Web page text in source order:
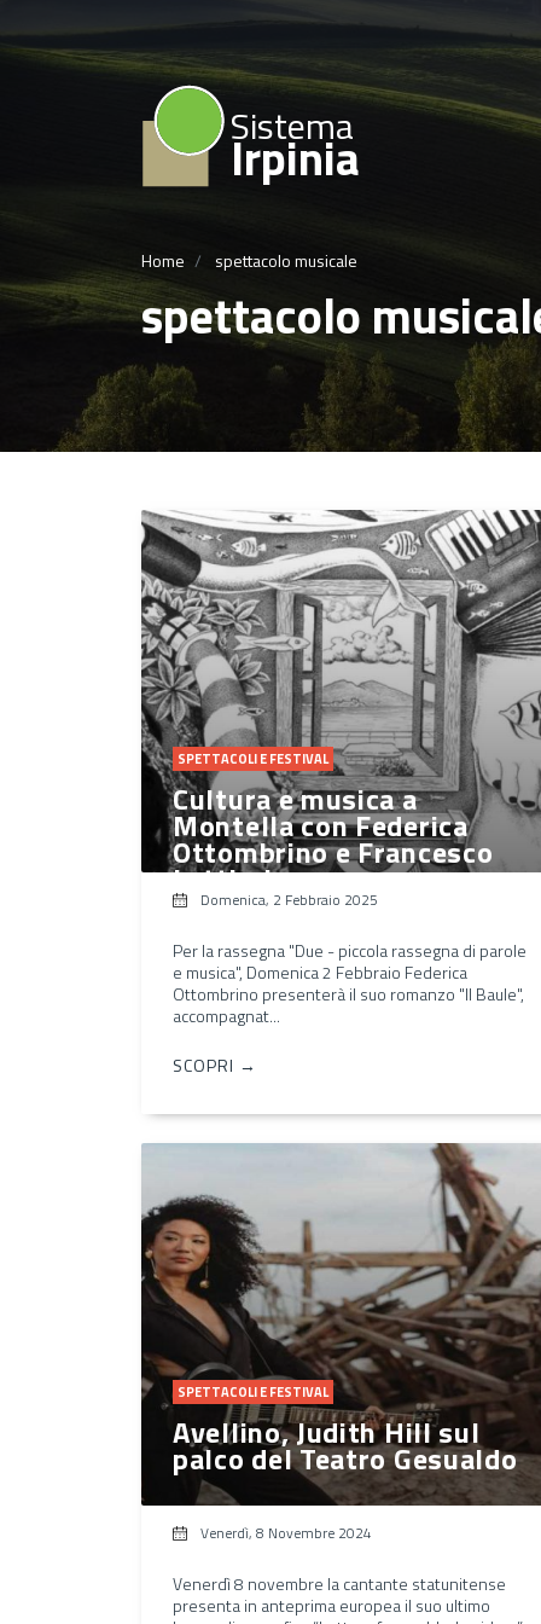
Sistema
Irpinia
Home spettacolo musicale
spettacolo
SPETTACOLI E FESTIVAL
Cultura e musica a
Montella con Federica
Ottombrino e Francesco
Lettieri
Domenica, 2 Febbraio 2025
Per la rassegna "Due - piccola rassegna di parole
e musica", Domenica 2 Febbraio Federica
Ottombrino presenterà il suo romanzo "Il Baule",
accompagnat...
SCOPRI →
SPETTACOLI E FESTIVAL
Avellino, Judith Hill sul
palco del Teatro Gesualdo
Venerdì, 8 Novembre 2024
Venerdì 8 novembre la cantante statunitense
presenta in anteprima europea il suo ultimo